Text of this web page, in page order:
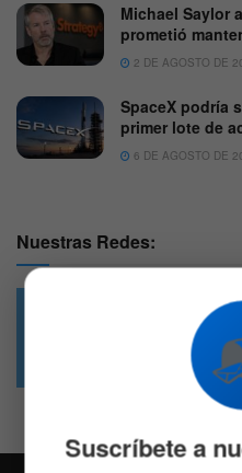
Michael Saylor
prometió
2 DE AGOSTO DE
SpaceX podría
primer lote de
6 DE AGOSTO DE
Nuestras Redes:
Suscríbete a